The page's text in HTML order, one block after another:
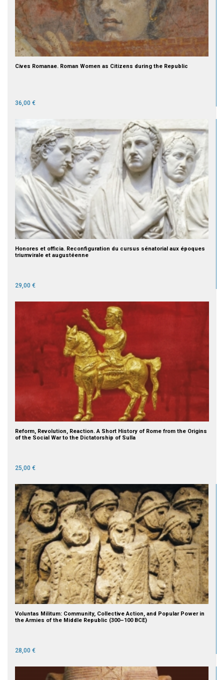
Cives Romanae. Roman Women as Citizens during the Republic
36,00 €
Honores et officia. Reconfiguration du cursus sénatorial aux époques
triumvirale et augustéenne
29,00 €
Reform, Revolution, Reaction. A Short History of Rome from the Origins
of the Social War to the Dictatorship of Sulla
25,00 €
Voluntas Militum: Community, Collective Action, and Popular Power in
the Armies of the Middle Republic (300–100 BCE)
28,00 €